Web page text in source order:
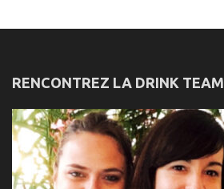
RENCONTREZ LA DRINK TEAM